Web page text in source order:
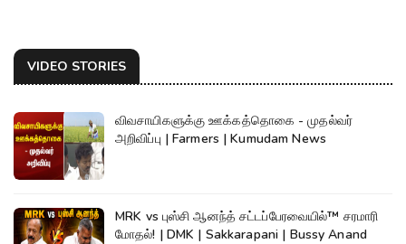
VIDEO STORIES
விவசாயிகளுக்கு ஊக்கத்தொகை - முதல்வர்
அறிவிப்பு | Farmers | Kumudam News
MRK vs புஸ்சி ஆனந்த் சட்டப்பேரவையில்™ சரமாரி
மோதல்! | DMK | Sakkarapani | Bussy Anand